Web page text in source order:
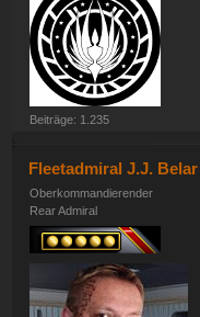
Beiträge: 1.235
Fleetadmiral J.J. Belar
Oberkommandierender
Rear Admiral